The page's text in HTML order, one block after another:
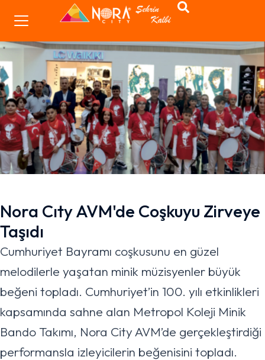
Nora Cıty AVM'de Coşkuyu Zirveye
Taşıdı
Cumhuriyet Bayramı coşkusunu en güzel
melodilerle yaşatan minik müzisyenler büyük
beğeni topladı. Cumhuriyet’in 100. yılı etkinlikleri
kapsamında sahne alan Metropol Koleji Minik
Bando Takımı, Nora City AVM’de gerçekleştirdiği
performansla izleyicilerin beğenisini topladı.